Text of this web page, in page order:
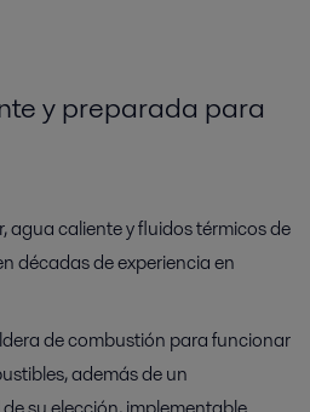
y preparada para
agua caliente y fluidos térmicos de
décadas de experiencia en
de combustión para funcionar
además de un